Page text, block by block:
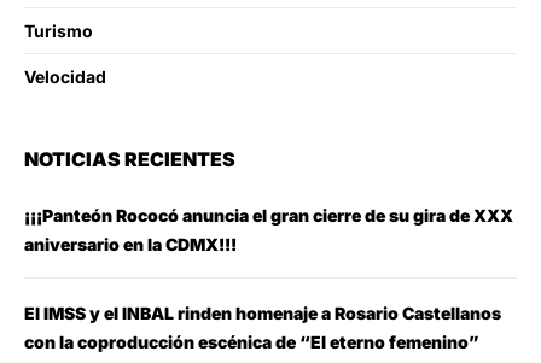
Turismo
Velocidad
NOTICIAS RECIENTES
¡¡¡Panteón Rococó anuncia el gran cierre de su gira de XXX
aniversario en la CDMX!!!
El IMSS y el INBAL rinden homenaje a Rosario Castellanos
con la coproducción escénica de “El eterno femenino”